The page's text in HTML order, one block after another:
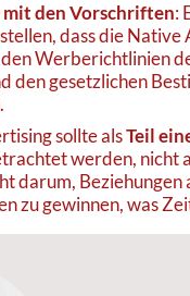
den Vorschriften:
dass die
Werberichtlinien
den gesetzlichen
sollte alsTeil
werden, nicht
darum, Beziehungen
zu gewinnen, was